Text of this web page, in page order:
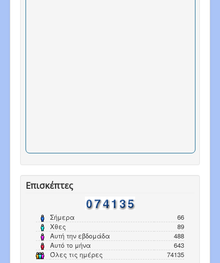
Επισκέπτες
Σήμερα
66
Χθες
89
Αυτή την εβδομάδα
488
Αυτό το μήνα
643
Όλες τις ημέρες
74135